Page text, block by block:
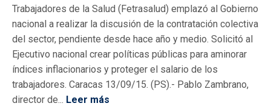
Trabajadores de la Salud (Fetrasalud) emplazó al Gobierno
nacional a realizar la discusión de la contratación colectiva
del sector, pendiente desde hace año y medio. Solicitó al
Ejecutivo nacional crear políticas públicas para aminorar
índices inflacionarios y proteger el salario de los
trabajadores. Caracas 13/09/15. (PS).- Pablo Zambrano,
director de... Leer más